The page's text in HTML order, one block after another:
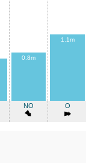
0.8m
1.1m
NO O